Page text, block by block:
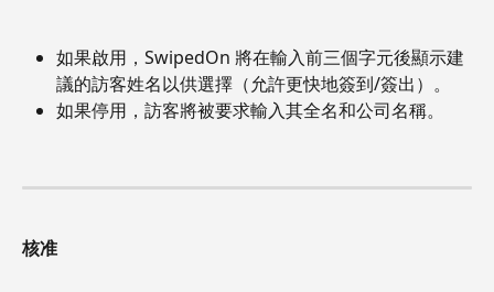
如果啟用，SwipedOn 將在輸入前三個字元後顯示建
議的訪客姓名以供選擇（允許更快地簽到/簽出）。
如果停用，訪客將被要求輸入其全名和公司名稱。
核准